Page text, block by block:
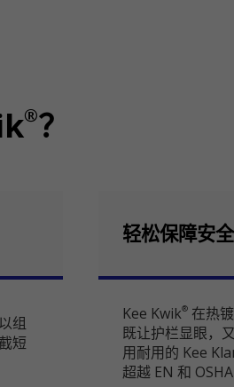
®？
组
短
轻松保障安全
Kee Kwik®在热镀
既让护栏显眼，
用耐用的 Kee
超越 EN 和 OSHA